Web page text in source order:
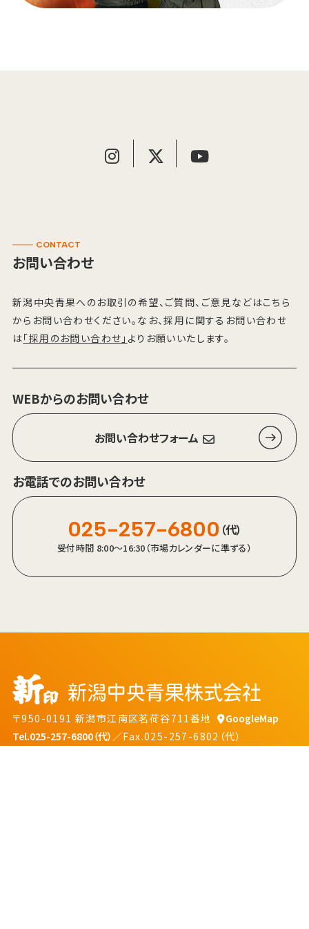
CONTACT
お問い合わせ
新潟中央青果へのお取引の希望、ご質問、ご意見などはこちら
からお問い合わせください。なお、採用に関するお問い合わせ
は「採用のお問い合わせ」 よりお願いいたします。
WEBからのお問い合わせ
お問い合わせフォーム
お電話でのお問い合わせ
025-257-6800 （代）
受付時間 8:00～16:30（市場カレンダーに準ずる）
〒950-0191 新潟市江南区茗荷谷711番地
GoogleMap
Tel.025-257-6800（代） ／Fax.025-257-6802（代）